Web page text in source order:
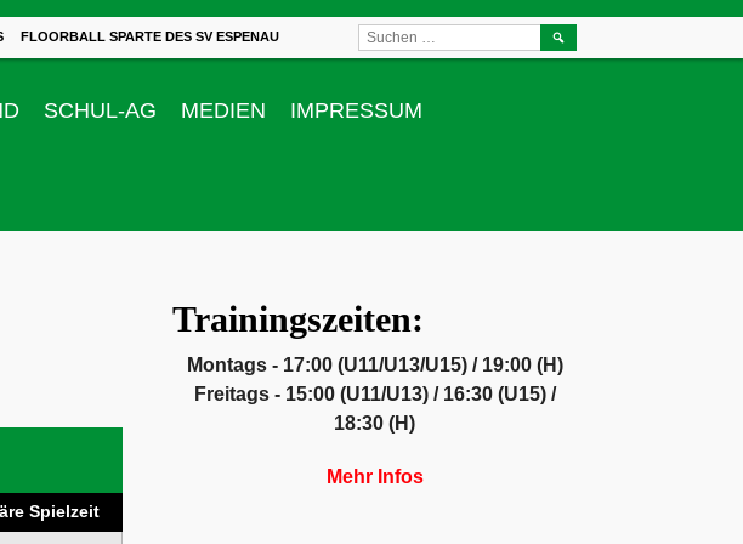
FLOORBALL SPARTE DES SV ESPENAU
SCHUL-AG MEDIEN IMPRESSUM
SUCHEN
Spielzeit
Trainingszeiten:
Montags - 17:00 (U11/U13/U15) / 19:00 (H)
Freitags - 15:00 (U11/U13) / 16:30 (U15) /
18:30 (H)
Mehr Infos